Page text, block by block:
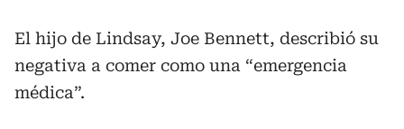
El hijo de Lindsay, Joe Bennett, describió su
negativa a comer como una “emergencia
médica”.